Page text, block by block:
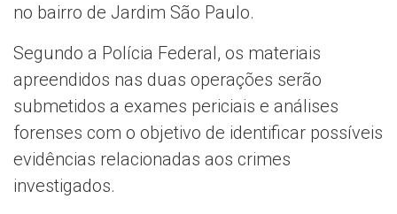
no bairro de Jardim São Paulo.
Segundo a Polícia Federal, os materiais
apreendidos nas duas operações serão
submetidos a exames periciais e análises
forenses com o objetivo de identificar possíveis
evidências relacionadas aos crimes
investigados.